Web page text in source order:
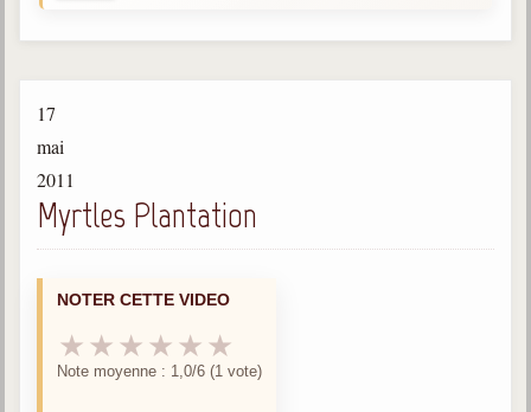
1910-2002
1927-2025
Bibliothèque
Ouvrages
Bibliothèque spirite
17
mai
2011
Myrtles Plantation
NOTER CETTE VIDEO
★ ★ ★ ★ ★ ★
Note moyenne : 1,0/6 (1 vote)